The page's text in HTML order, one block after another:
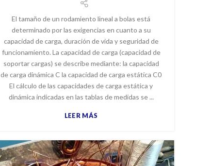
El tamaño de un rodamiento lineal a bolas está
determinado por las exigencias en cuanto a su
capacidad de carga, duración de vida y seguridad de
funcionamiento. La capacidad de carga (capacidad de
soportar cargas) se describe mediante: la capacidad
de carga dinámica C la capacidad de carga estática C0
El cálculo de las capacidades de carga estática y
dinámica indicadas en las tablas de medidas se ...
LEER MÁS